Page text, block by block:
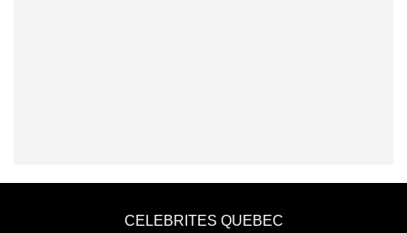
CELEBRITES QUEBEC